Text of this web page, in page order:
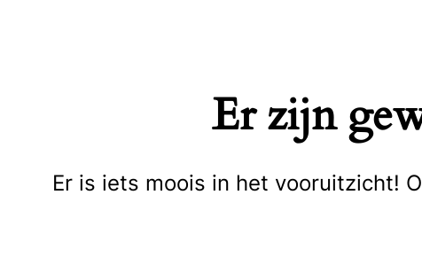
Er zijn
Er is iets moois in het vooruitzicht!